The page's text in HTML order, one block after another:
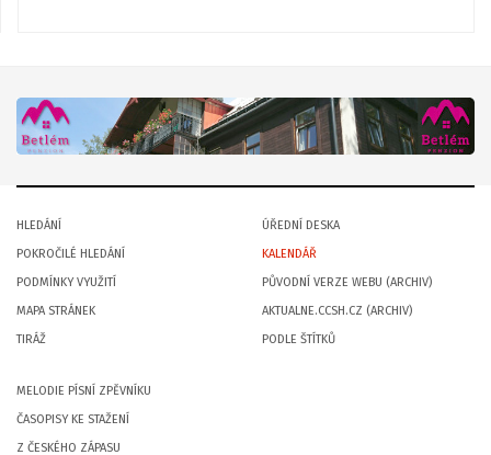
HLEDÁNÍ
POKROČILÉ HLEDÁNÍ
PODMÍNKY VYUŽITÍ
MAPA STRÁNEK
TIRÁŽ
ÚŘEDNÍ DESKA
KALENDÁŘ
PŮVODNÍ VERZE WEBU (ARCHIV)
AKTUALNE.CCSH.CZ (ARCHIV)
PODLE ŠTÍTKŮ
MELODIE PÍSNÍ ZPĚVNÍKU
ČASOPISY KE STAŽENÍ
Z ČESKÉHO ZÁPASU